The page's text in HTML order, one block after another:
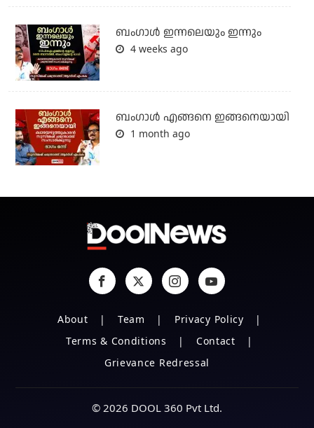
ബംഗാള്‍ ഇന്നലെയും ഇന്നും
4 weeks ago
ബം​ഗാൾ എങ്ങനെ ഇങ്ങനെയായി
1 month ago
About Team
Privacy Policy
Terms & Conditions
Contact
Grievance Redressal
© 2026 DOOL 360 Pvt Ltd.